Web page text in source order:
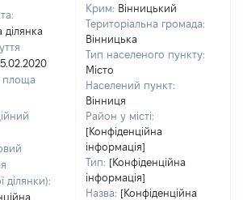
площа
ділянки):
Крим: Вінницький
Територіальна громада:
Вінницька
Тип населеного пункту:
Місто
Населений пункт:
Вінниця
Район у місті:
[Конфіденційна
інформація]
Тип: [Конфіденційна
інформація]
Назва: [Конфіденційна